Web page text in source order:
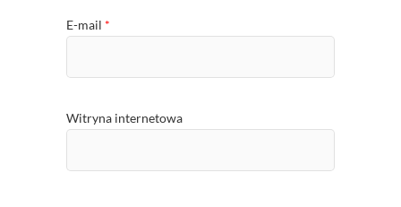
E-mail *
Witryna internetowa